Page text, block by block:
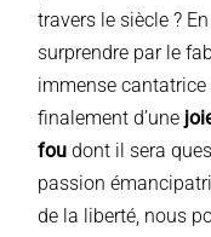
travers le siècle ?
surprendre par le
immense cantatrice
finalement d’une
fou dont il sera
passion
de la liberté, nous